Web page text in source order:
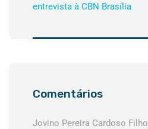
entrevista à CBN Brasília
Comentários
Jovino Pereira Cardoso Filho